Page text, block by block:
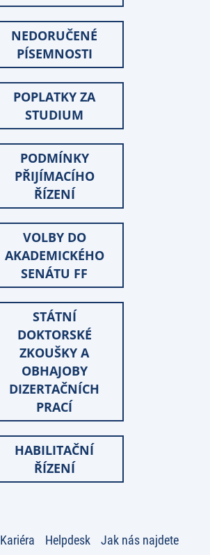
NEDORUČENÉ
PÍSEMNOSTI
POPLATKY ZA
STUDIUM
PODMÍNKY
PŘIJÍMACÍHO
ŘÍZENÍ
VOLBY DO
AKADEMICKÉHO
SENÁTU FF
STÁTNÍ
DOKTORSKÉ
ZKOUŠKY A
OBHAJOBY
DIZERTAČNÍCH
PRACÍ
HABILITAČNÍ
ŘÍZENÍ
Kariéra Helpdesk Jak nás najdete